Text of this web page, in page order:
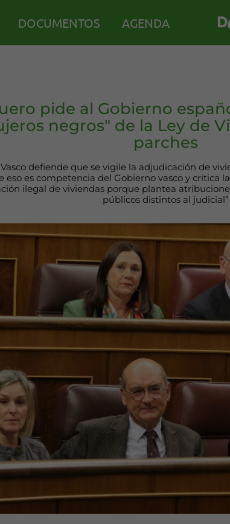
DOCUMENTOS AGENDA
pide al Gobierno
negros" de la Ley de
parches
defiende que se vigile la adjudicación de
eso es competencia del Gobierno vasco y critica
ilegal de viviendas porque plantea
públicos distintos al judicial”